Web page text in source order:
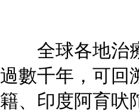
全球各地治療
過數千年，可回
籍、印度阿育吠